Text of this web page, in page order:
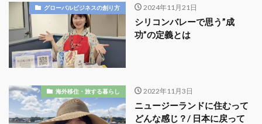
グローバルビジネスの創り方 2024年11月21日
シリコンバレーで思う”成
功”の定義とは
海外移住・旅する暮らし 2022年11月3日
ニュージーランドに住むって
どんな感じ？/ 日本に戻って